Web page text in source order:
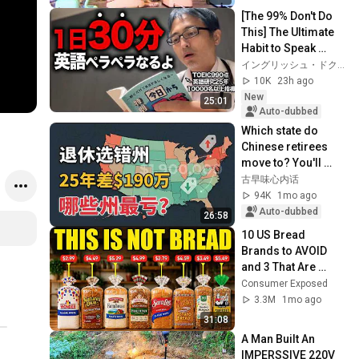
25:01
[The 99% Don't Do
This] The Ultimate
Habit to Speak
English Fluently
10K
23h ago
New
Auto-dubbed
26:58
Which state do
Chinese retirees
move to? You'll
never guess the
number one
answer.
古早味心内话
94K
1mo ago
Auto-dubbed
31:08
10 US Bread
Brands to AVOID
and 3 That Are
Actually Safe
Consumer Exposed
3.3M
1mo ago
A Man Built An
IMPERSSIVE 220V